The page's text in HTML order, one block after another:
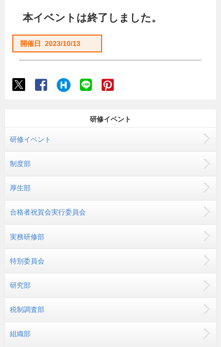
本イベントは終了しました。
開催日 2023/10/13
研修イベント
研修イベント
制度部
厚生部
合格者祝賀会実行委員会
実務研修部
特別委員会
研究部
税制調査部
組織部